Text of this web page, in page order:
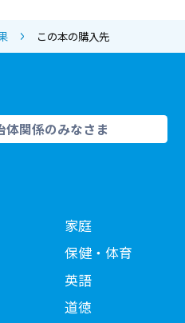
この本の購入先
体関係のみなさま
家庭
保健・体育
英語
道徳